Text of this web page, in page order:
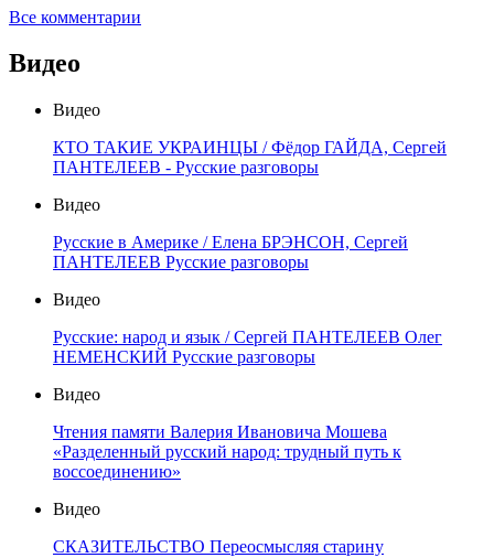
Все комментарии
Видео
Видео
КТО ТАКИЕ УКРАИНЦЫ / Фёдор ГАЙДА, Сергей
ПАНТЕЛЕЕВ - Русские разговоры
Видео
Русские в Америке / Елена БРЭНСОН, Сергей
ПАНТЕЛЕЕВ Русские разговоры
Видео
Русские: народ и язык / Сергей ПАНТЕЛЕЕВ Олег
НЕМЕНСКИЙ Русские разговоры
Видео
Чтения памяти Валерия Ивановича Мошева
«Разделенный русский народ: трудный путь к
воссоединению»
Видео
СКАЗИТЕЛЬСТВО Переосмысляя старину